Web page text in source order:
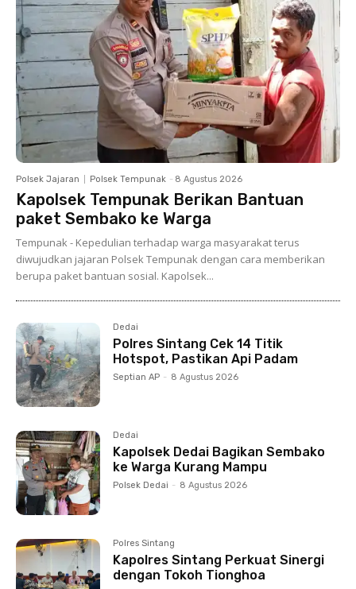
Polsek Jajaran Polsek Tempunak - 8 Agustus 2026
Kapolsek Tempunak Berikan Bantuan
paket Sembako ke Warga
Tempunak - Kepedulian terhadap warga masyarakat terus
diwujudkan jajaran Polsek Tempunak dengan cara memberikan
berupa paket bantuan sosial. Kapolsek...
Dedai
Polres Sintang Cek 14 Titik
Hotspot, Pastikan Api Padam
Septian AP - 8 Agustus 2026
Dedai
Kapolsek Dedai Bagikan Sembako
ke Warga Kurang Mampu
Polsek Dedai - 8 Agustus 2026
Polres Sintang
Kapolres Sintang Perkuat Sinergi
dengan Tokoh Tionghoa